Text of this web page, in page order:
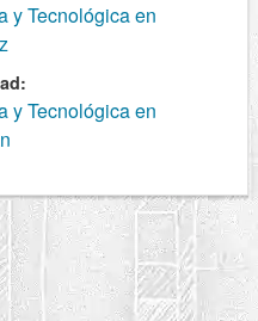
y Tecnológica en
y Tecnológica en